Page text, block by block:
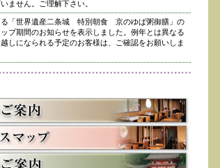
ません。ご理解下さい。
る「世界遺産二条城 特別朝食 京のゆば粥御膳」の
プ期間のお知らせを表示しました。例年とは異なる
しになられる予定のお客様は、ご確認をお願いしま
アップ終了に伴い、表示を削除しました。
二条城での特別昼食、高台寺冬の夜の茶会「夜咄」
きました。多くのお客様にご利用いただきありがと
イトアップのお知らせを表示しました。
当店をご利用下さい。